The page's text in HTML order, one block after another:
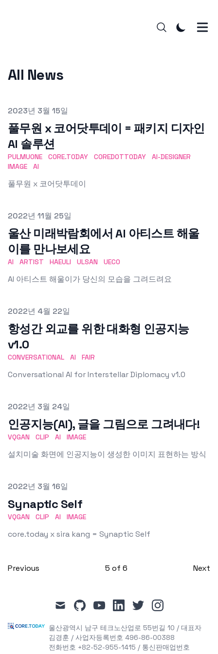
All News
Published on
2023년 3월 15일
풀무원 x 코어닷투데이 = 패키지 디자인
AI 솔루션
PULMUONE CORE.TODAY COREDOTTODAY
AI-DESIGNER
IMAGE
AI
풀무원 x 코어닷투데이
Published on
2022년 11월 25일
울산 미래박람회에서 AI 아티스트 해울
이를 만나보세요
AI ARTIST HAEULI ULSAN UECO
AI 아티스트 해울이가 당신의 모습을 그려드려요
Published on
2022년 4월 22일
항성간 외교를 위한 대화형 인공지능
v1.0
CONVERSATIONAL AI FAIR
Conversational AI for Interstellar Diplomacy v1.0
Published on
2022년 3월 24일
인공지능(AI), 글을 그림으로 그려내다!
VQGAN CLIP AI IMAGE
설치미술 화면에 인공지능이 생성한 이미지 표현하는 방식
Published on
2022년 3월 16일
Synaptic Self
VQGAN CLIP AI IMAGE
core.today x sira kang = Synaptic Self
Previous 5 of 6 Next
mail githubyoutubelinkedintwitterinstagram
울산광역시 남구 테크노산업로 55번길 10 / 대표자
김경훈 / 사업자등록번호 496-86-00388
전화번호 +82-52-955-1415 / 통신판매업번호